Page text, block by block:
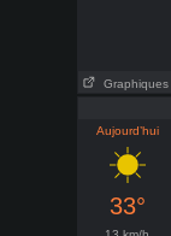
Graphiques
Aujourd’hui
33°